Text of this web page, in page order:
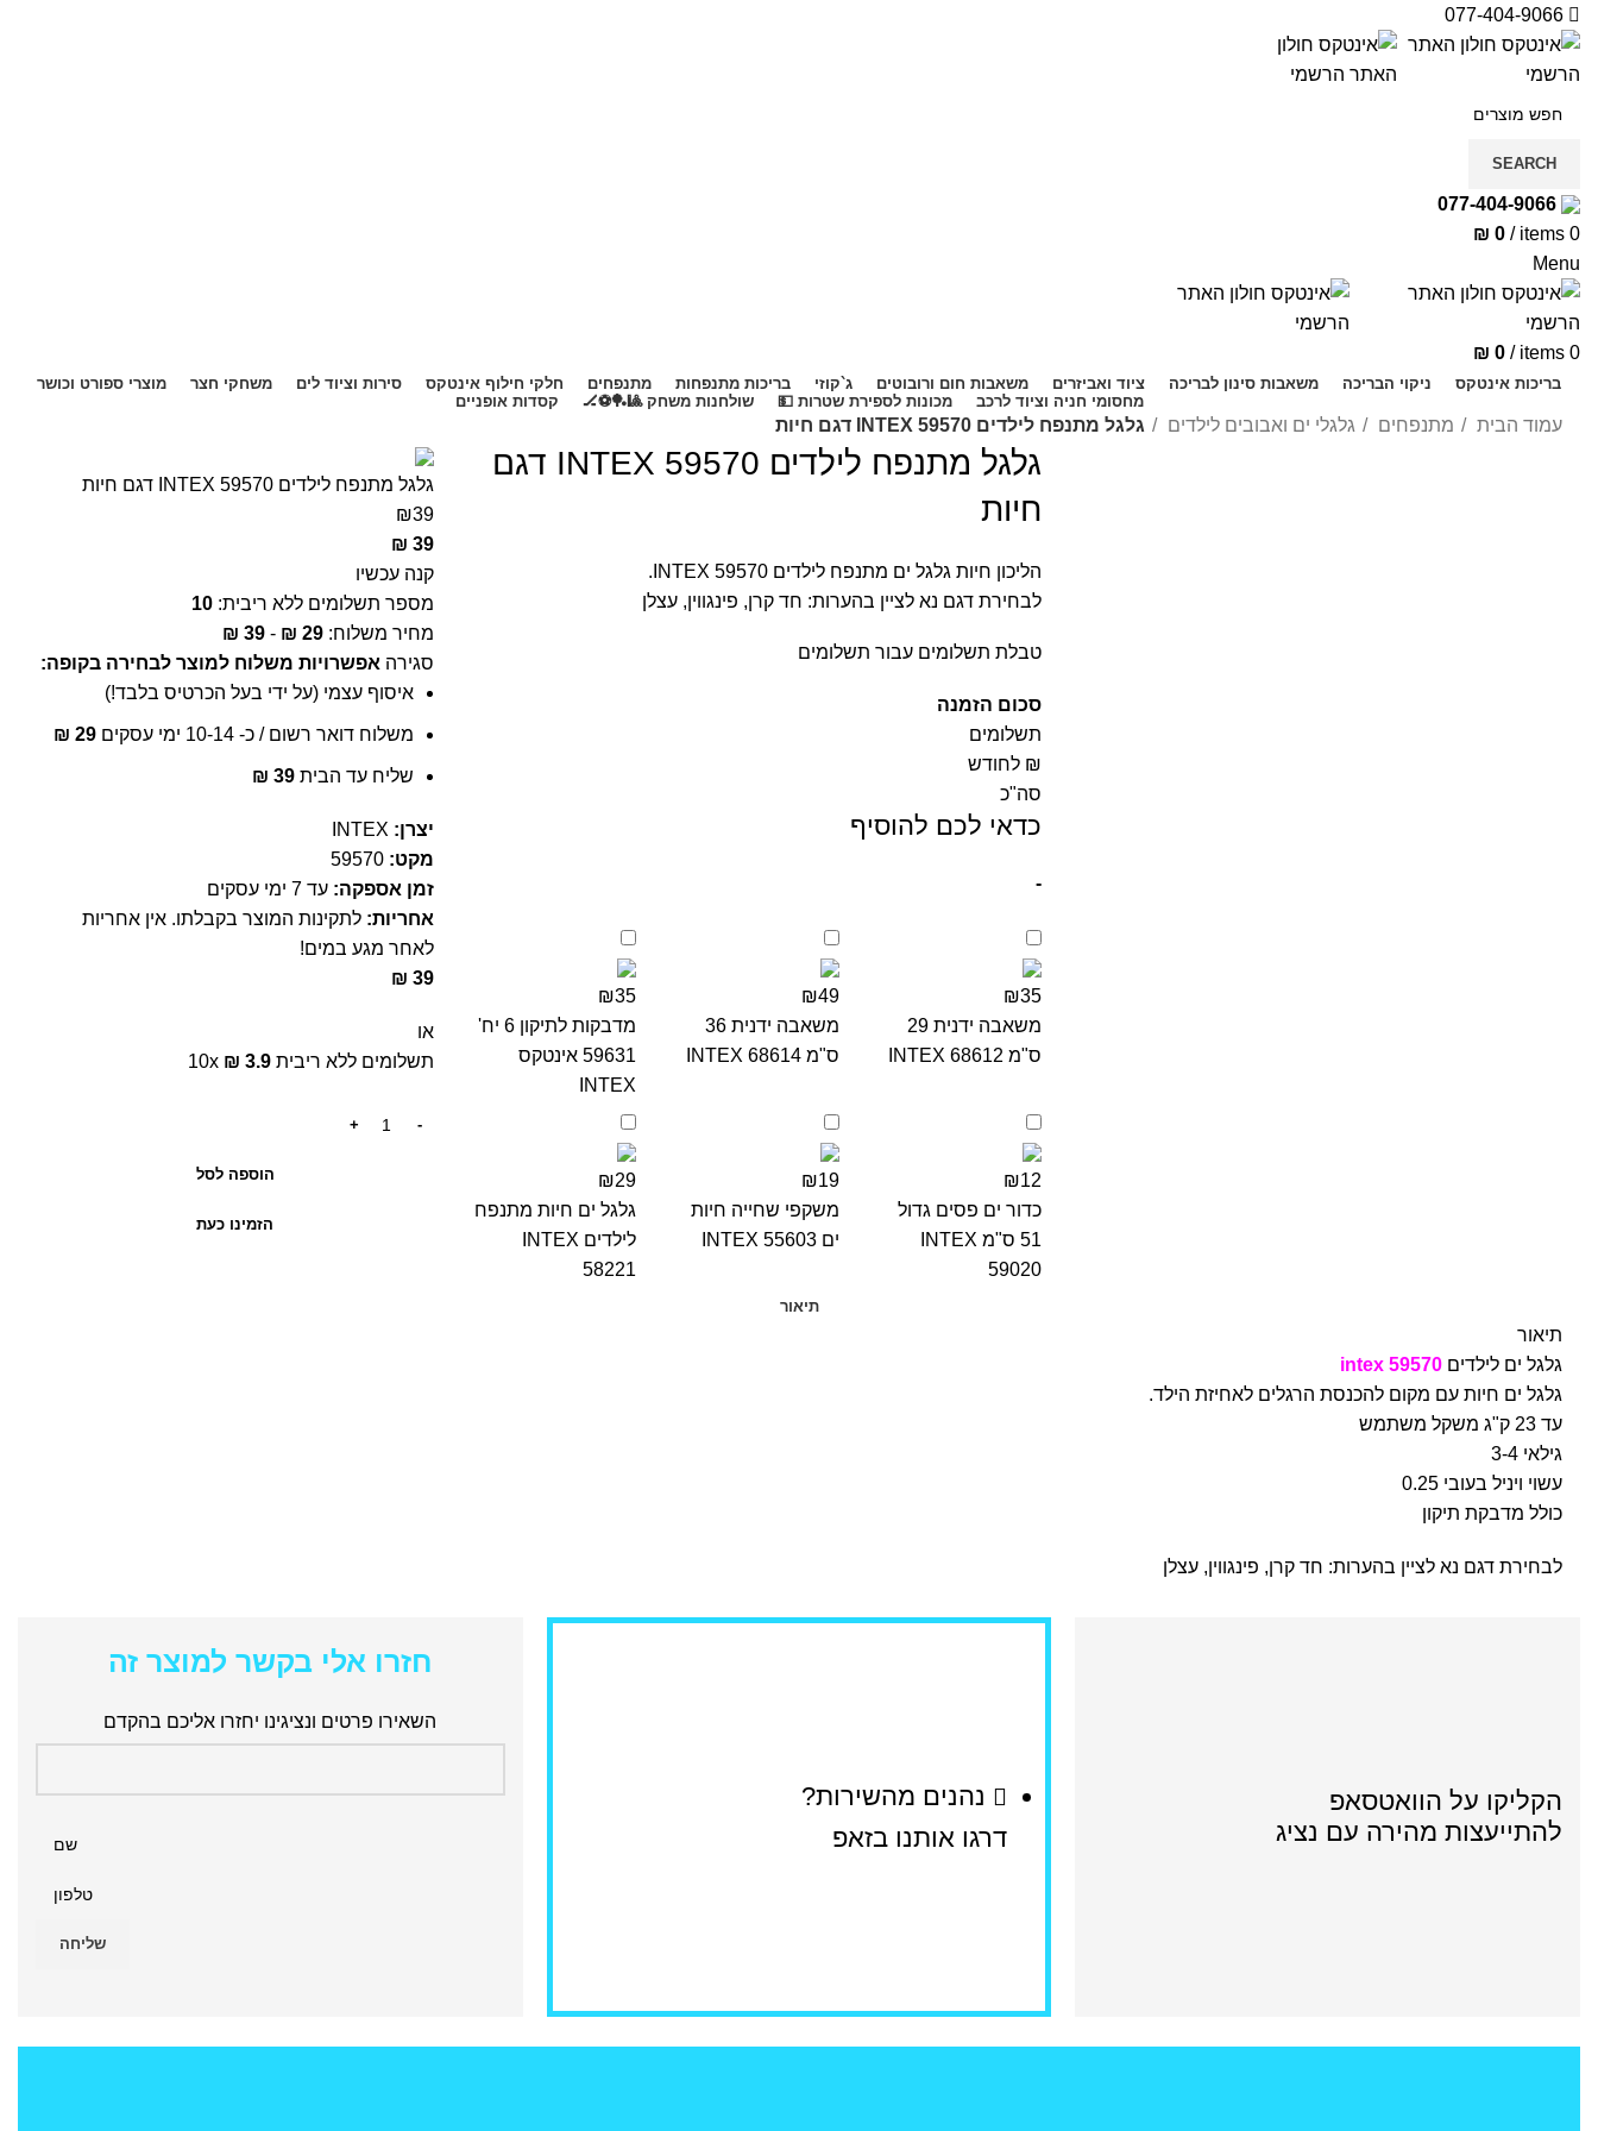
SEARCH
077-404-9066
0
items
/
₪ 0
Menu
0
items
/
₪ 0
בריכות אינטקס ניקוי הבריכה משאבות סינון לבריכה ציוד ואביזרים משאבות חום ורובוטים ג`קוזי בריכות מתנפחות מתנפחים חלקי חילוף אינטקס סירות וציוד לים משחקי חצר
מוצרי ספורט וכושר
מחסומי חניה וציוד לרכב
מכונות לספירת שטרות 💵 שולחנות משחק 🎱🏓⚽🏒 קסדות אופניים
עמוד הבית מתנפחים גלגלי ים ואבובים לילדים גלגל מתנפח לילדים INTEX 59570 דגם חיות
גלגל מתנפח לילדים INTEX 59570 דגם
חיות
הליכון חיות גלגל ים מתנפח לילדים INTEX 59570.
לבחירת דגם נא לציין בהערות: חד קרן, פינגווין, עצלן
טבלת תשלומים עבור תשלומים
סכום הזמנה
תשלומים
₪ לחודש
סה"כ
כדאי לכם להוסיף
-
₪35
משאבה ידנית 29
ס"מ INTEX 68612
₪49
משאבה ידנית 36
ס"מ INTEX 68614
₪35
מדבקות לתיקון 6 יח'
59631 אינטקס
INTEX
₪12
כדור ים פסים גדול
51 ס"מ INTEX
59020
₪19
משקפי שחייה חיות
ים INTEX 55603
₪29
גלגל ים חיות מתנפח
לילדים INTEX
58221
גלגל מתנפח לילדים INTEX 59570 דגם חיות
₪39
₪ 39
קנה עכשיו
מספר תשלומים ללא ריבית: 10
מחיר משלוח:
₪ 29
-
₪ 39
סגירה אפשרויות משלוח למוצר לבחירה בקופה:
איסוף עצמי (על ידי בעל הכרטיס בלבד!)
משלוח דואר רשום / כ- 10-14 ימי עסקים ₪ 29
שליח עד הבית ₪ 39
יצרן: INTEX
מקט: 59570
זמן אספקה: עד 7 ימי עסקים
אחריות: לתקינות המוצר בקבלתו. אין אחריות
לאחר מגע במים!
₪ 39
או
תשלומים ללא ריבית
₪ 3.9
הוספה לסל
הזמינו כעת
תיאור
תיאור
גלגל ים לילדים intex 59570
גלגל ים חיות עם מקום להכנסת הרגלים לאחיזת הילד.
עד 23 ק"ג משקל משתמש
גילאי 3-4
עשוי ויניל בעובי 0.25
כולל מדבקת תיקון
לבחירת דגם נא לציין בהערות: חד קרן, פינגווין, עצלן
הקליקו על הוואטסאפ
להתייעצות מהירה עם נציג
נהנים מהשירות?
דרגו אותנו בזאפ
חזרו אלי בקשר למוצר זה
השאירו פרטים ונציגינו יחזרו אליכם בהקדם